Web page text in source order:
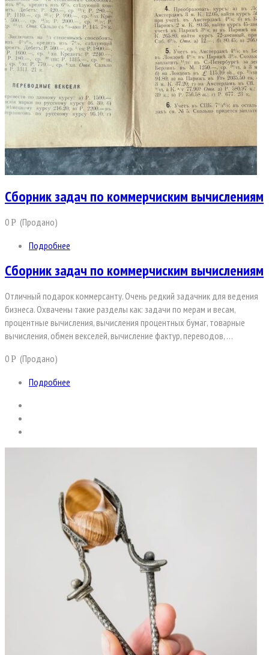
Сборник задач по коммерчиским вычислениям
0Р (Продано)
Подробнее
Сборник задач по коммерчиским вычислениям
Отличный подарок коммерсанту. Очень редкий задачник для ведения
бизнеса. Охвачены такие разделы как: задачи по мерам и весам,
процентные вычисления, вычисления процентных бумаг, товарные
вычисления, обмен векселей, вычисление фактур, переводов, …
0Р (Продано)
Подробнее